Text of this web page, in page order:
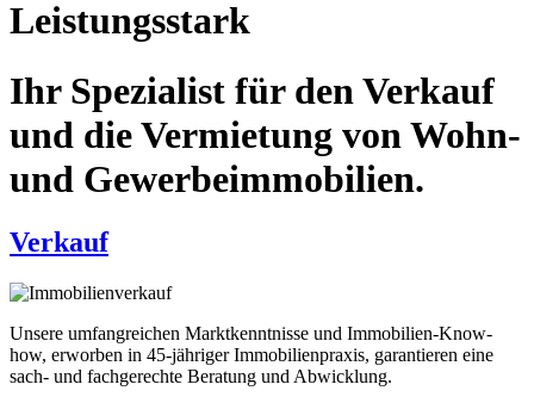
Leistungsstark
Ihr Spezialist für den Verkauf
und die Vermietung von Wohn-
und Gewerbeimmobilien.
Verkauf
Unsere umfangreichen Marktkenntnisse und Immobilien-Know-
how, erworben in 45-jähriger Immobilienpraxis, garantieren eine
sach- und fachgerechte Beratung und Abwicklung.